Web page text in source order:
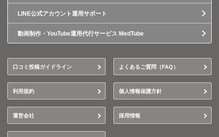
LINE公式アカウント運用サポート
動画制作・YouTube運用代行サービス MedTube
口コミ投稿ガイドライン よくあるご質問（FAQ）
利用規約 個人情報保護方針
運営会社 採用情報